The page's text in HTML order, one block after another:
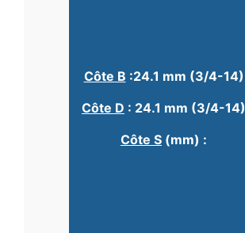
Côte B :24.1 mm (3/4-14)
Côte D : 24.1 mm (3/4-14)
Côte S (mm) :